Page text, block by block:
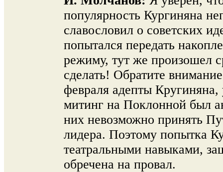
популярность Кургиняна
славословил о советских
попытался передать
режиму, тут же произошел
сделать! Обратите
февраля адепты Кругиняна,
митинг на Поклонной был
них невозможно принять
лидера. Поэтому попытка
театральными навыками,
обречена на провал.